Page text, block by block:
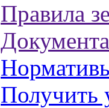
Правила
Получить